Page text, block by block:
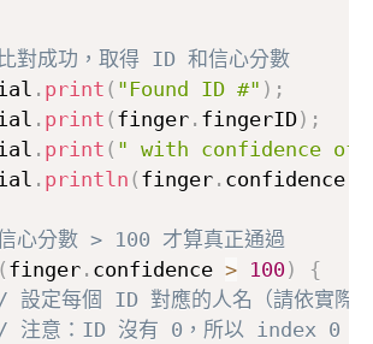
成功，取得 ID 和信心分數
. print ( "Found ID #" ) ;
. print ( finger. fingerID) ;
. print ( " with confidence of
. println ( finger. confidence)
心分數 > 100 才算真正通過
( finger. confidence > 100)
{
設定每個 ID 對應的人名（請依實際
注意：ID 沒有 0，所以 index 0 隨